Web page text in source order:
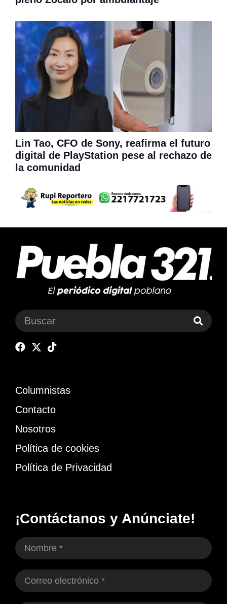
Lin Tao, CFO de Sony, reafirma el futuro
digital de PlayStation pese al rechazo de
la comunidad
Columnistas
Contacto
Nosotros
Política de cookies
Política de Privacidad
¡Contáctanos y Anúnciate!